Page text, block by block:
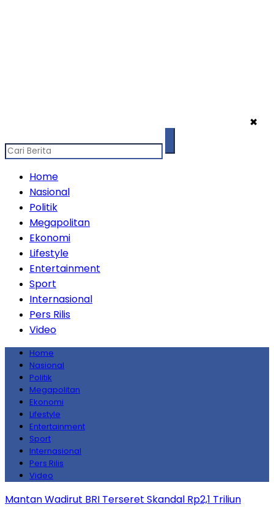
✖
Home
Nasional
Politik
Megapolitan
Ekonomi
Lifestyle
Entertainment
Sport
Internasional
Pers Rilis
Video
Home
Nasional
Politik
Megapolitan
Ekonomi
Lifestyle
Entertainment
Sport
Internasional
Pers Rilis
Video
Mantan Wadirut BRI Terseret Skandal Rp2,1 Triliun